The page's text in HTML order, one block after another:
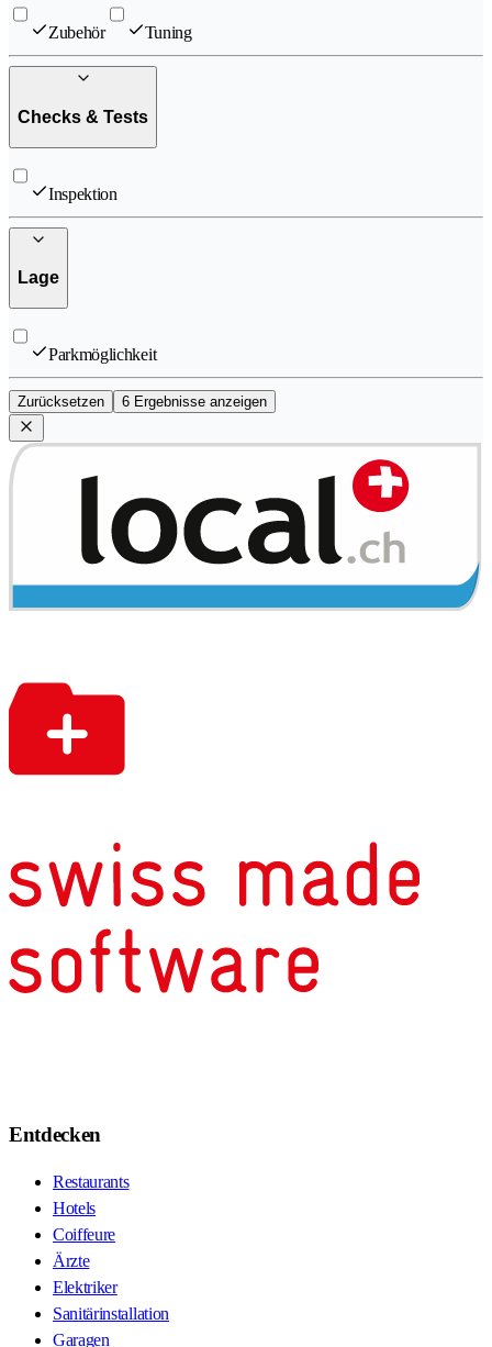
Zubehör Tuning
Checks & Tests
Inspektion
Lage
Parkmöglichkeit
Zurücksetzen 6 Ergebnisse anzeigen
Entdecken
Restaurants
Hotels
Coiffeure
Ärzte
Elektriker
Sanitärinstallation
Garagen